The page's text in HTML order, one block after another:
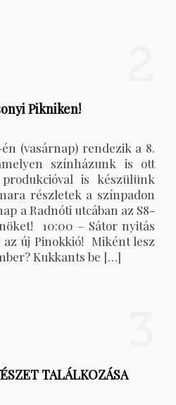
Pikniken!
(vasárnap) rendezik a 8.
színházunk is ott
is készülünk
részletek a színpadon
a Radnóti utcában az S8-
10:00 – Sátor nyitás
az új Pinokkió! Miként lesz
Kukkants be […]
TALÁLKOZÁSA